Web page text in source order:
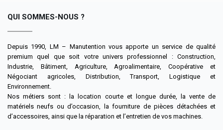
QUI SOMMES-NOUS ?
Depuis 1990, LM – Manutention vous apporte un service de qualité
premium quel que soit votre univers professionnel : Construction,
Industrie, Bâtiment, Agriculture, Agroalimentaire, Coopérative et
Négociant agricoles, Distribution, Transport, Logistique et
Environnement.
Nos métiers sont : la location courte et longue durée, la vente de
matériels neufs ou d’occasion, la fourniture de pièces détachées et
d’accessoires, ainsi que la réparation et l’entretien de vos machines.